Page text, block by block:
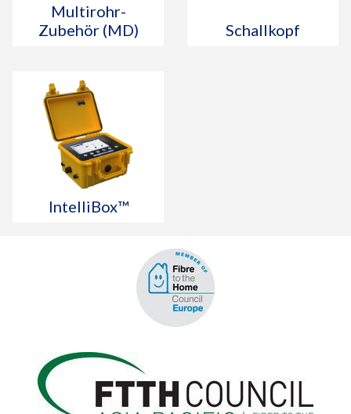
Multirohr-
Zubehör (MD)
Schallkopf
IntelliBox™